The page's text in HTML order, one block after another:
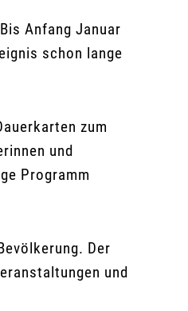
Anfang Januar
schon lange
zum
und
Programm
Der
und